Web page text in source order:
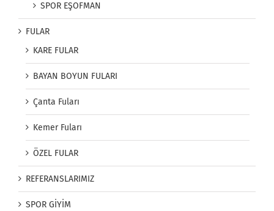
SPOR EŞOFMAN
FULAR
KARE FULAR
BAYAN BOYUN FULARI
Çanta Fuları
Kemer Fuları
ÖZEL FULAR
REFERANSLARIMIZ
SPOR GİYİM